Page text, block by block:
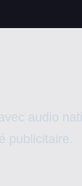
audio
publicitaire.